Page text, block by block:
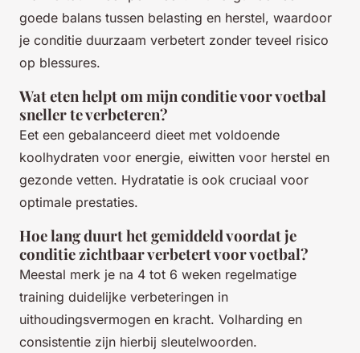
goede balans tussen belasting en herstel, waardoor
je conditie duurzaam verbetert zonder teveel risico
op blessures.
Wat eten helpt om mijn conditie voor voetbal
sneller te verbeteren?
Eet een gebalanceerd dieet met voldoende
koolhydraten voor energie, eiwitten voor herstel en
gezonde vetten. Hydratatie is ook cruciaal voor
optimale prestaties.
Hoe lang duurt het gemiddeld voordat je
conditie zichtbaar verbetert voor voetbal?
Meestal merk je na 4 tot 6 weken regelmatige
training duidelijke verbeteringen in
uithoudingsvermogen en kracht. Volharding en
consistentie zijn hierbij sleutelwoorden.